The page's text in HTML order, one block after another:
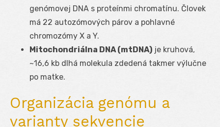
genómovej DNA s proteínmi chromatínu. Človek
má 22 autozómových párov a pohlavné
chromozómy X a Y.
Mitochondriálna DNA (mtDNA) je kruhová,
~16,6 kb dlhá molekula zdedená takmer výlučne
po matke.
Organizácia genómu a
varianty sekvencie